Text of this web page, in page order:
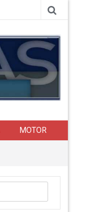
MOTOR